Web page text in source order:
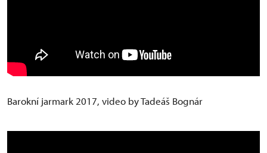
Barokní jarmark 2017, video by Tadeáš Bognár